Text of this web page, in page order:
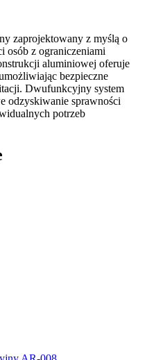
zaprojektowany z myślą o
osób z ograniczeniami
aluminiowej oferuje
bezpieczne
Dwufunkcyjny system
odzyskiwanie sprawności
potrzeb